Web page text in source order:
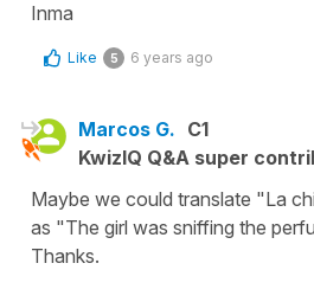
Inma
Like 5 6 years ago
Marcos G. C1
KwizIQ Q&A super
Maybe we could translate "La
as "The girl was sniffing the
Thanks.